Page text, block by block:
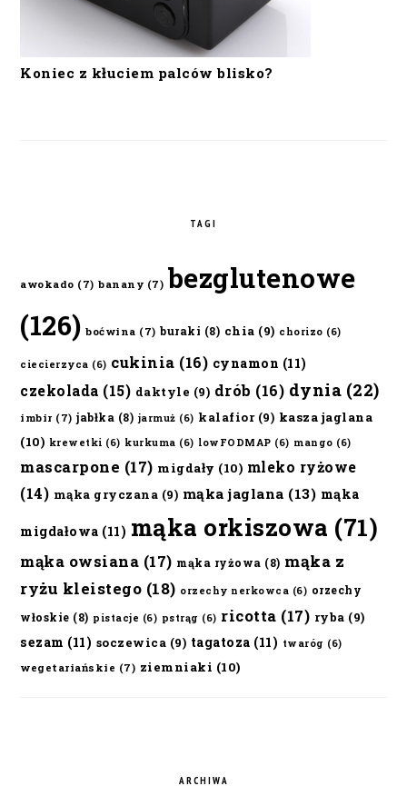
Koniec z kłuciem palców blisko?
TAGI
awokado (7) banany (7) bezglutenowe
(126) boćwina (7) buraki (8) chia (9) chorizo (6)
ciecierzyca (6) cukinia (16) cynamon (11)
czekolada (15) daktyle (9) drób (16) dynia (22)
imbir (7) jabłka (8) jarmuż (6) kalafior(9) kasza jaglana
(10) krewetki (6) kurkuma (6) lowFODMAP (6) mango (6)
mascarpone (17) migdały (10) mleko ryżowe
(14) mąka gryczana (9) mąka jaglana (13) mąka
migdałowa (11) mąka orkiszowa (71)
mąka owsiana (17) mąka ryżowa (8) mąka z
ryżu kleistego (18) orzechy nerkowca (6) orzechy
włoskie (8) pistacje (6) pstrąg (6) ricotta (17) ryba (9)
sezam (11) soczewica (9) tagatoza (11) twaróg (6)
wegetariańskie (7) ziemniaki (10)
ARCHIWA